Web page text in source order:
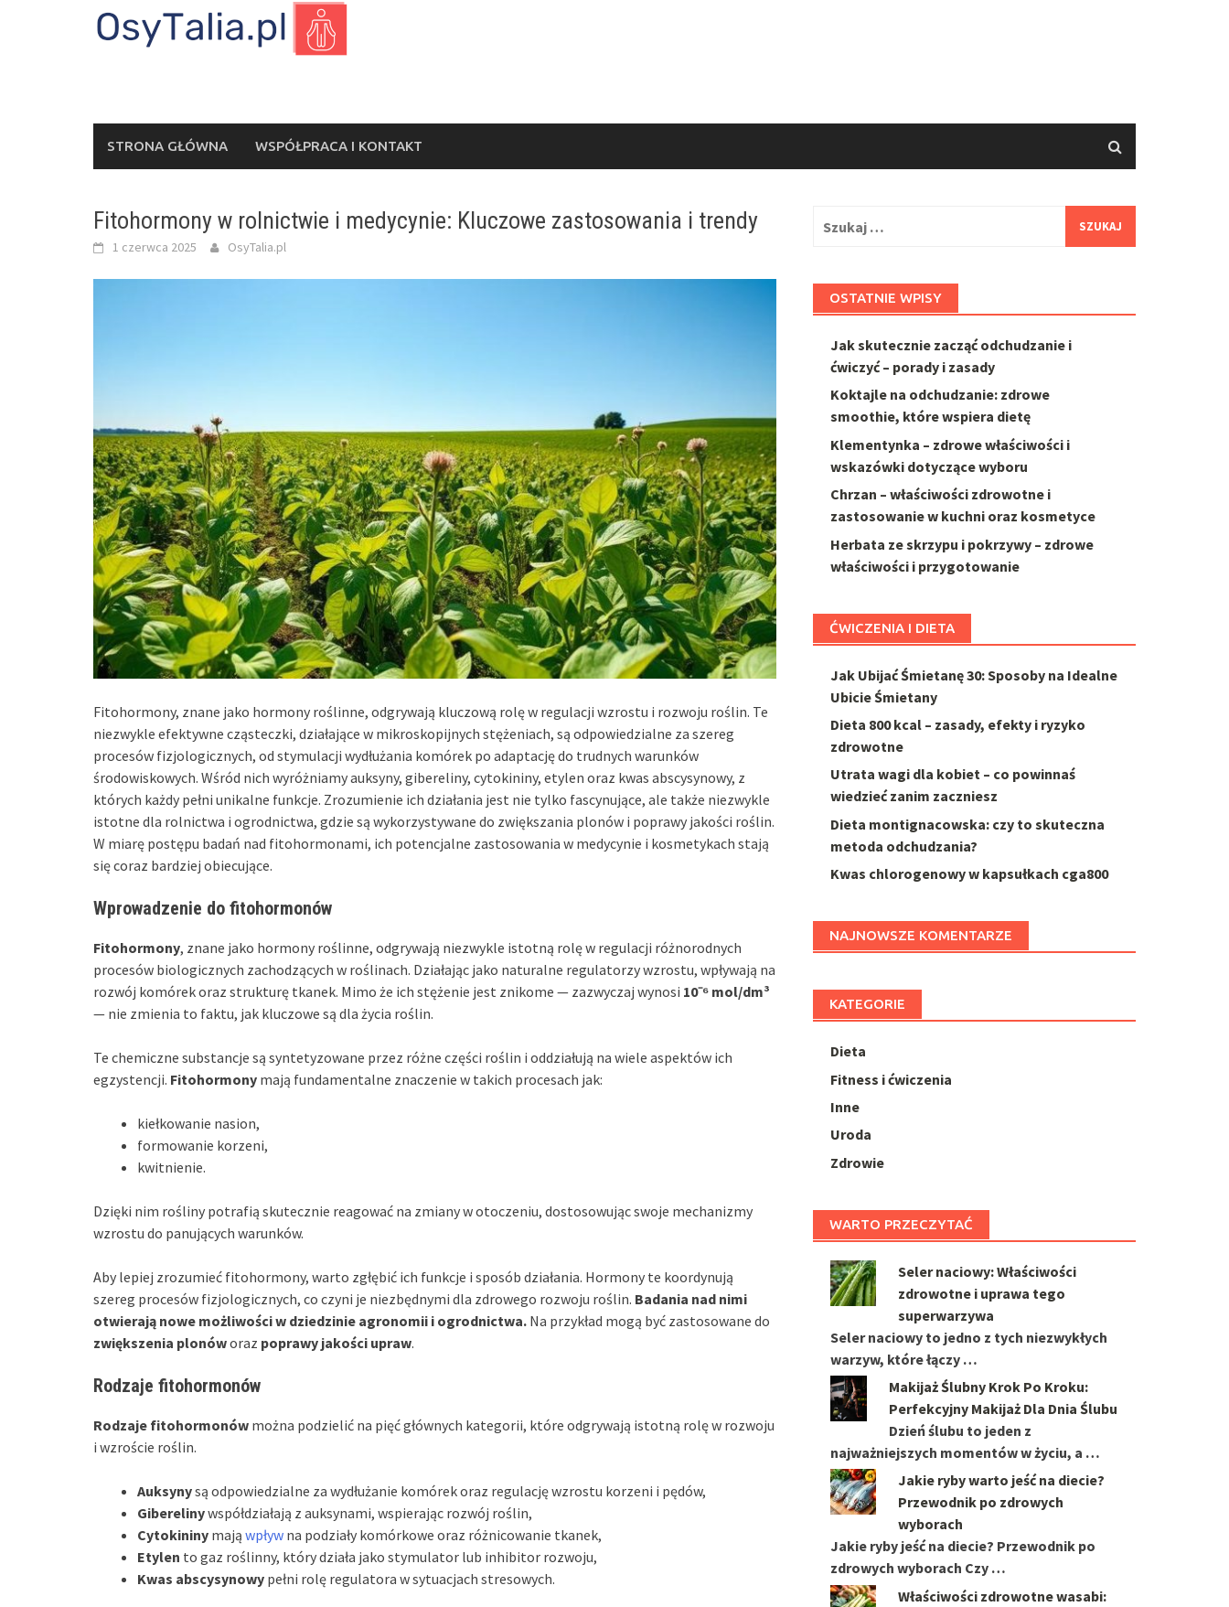
STRONA GŁÓWNA WSPÓŁPRACA I KONTAKT
Fitohormony w rolnictwie i medycynie: Kluczowe zastosowania i trendy
1 czerwca 2025 OsyTalia.pl
Fitohormony, znane jako hormony roślinne, odgrywają kluczową rolę w regulacji wzrostu i rozwoju roślin. Te
niezwykle efektywne cząsteczki, działające w mikroskopijnych stężeniach, są odpowiedzialne za szereg
procesów fizjologicznych, od stymulacji wydłużania komórek po adaptację do trudnych warunków
środowiskowych. Wśród nich wyróżniamy auksyny, gibereliny, cytokininy, etylen oraz kwas abscysynowy, z
których każdy pełni unikalne funkcje. Zrozumienie ich działania jest nie tylko fascynujące, ale także niezwykle
istotne dla rolnictwa i ogrodnictwa, gdzie są wykorzystywane do zwiększania plonów i poprawy jakości roślin.
W miarę postępu badań nad fitohormonami, ich potencjalne zastosowania w medycynie i kosmetykach stają
się coraz bardziej obiecujące.
Wprowadzenie do fitohormonów
Fitohormony, znane jako hormony roślinne, odgrywają niezwykle istotną rolę w regulacji różnorodnych
procesów biologicznych zachodzących w roślinach. Działając jako naturalne regulatorzy wzrostu, wpływają na
rozwój komórek oraz strukturę tkanek. Mimo że ich stężenie jest znikome — zazwyczaj wynosi 10⁻⁶ mol/dm³
— nie zmienia to faktu, jak kluczowe są dla życia roślin.
Te chemiczne substancje są syntetyzowane przez różne części roślin i oddziałują na wiele aspektów ich
egzystencji. Fitohormony mają fundamentalne znaczenie w takich procesach jak:
kiełkowanie nasion,
formowanie korzeni,
kwitnienie.
Dzięki nim rośliny potrafią skutecznie reagować na zmiany w otoczeniu, dostosowując swoje mechanizmy
wzrostu do panujących warunków.
Aby lepiej zrozumieć fitohormony, warto zgłębić ich funkcje i sposób działania. Hormony te koordynują
szereg procesów fizjologicznych, co czyni je niezbędnymi dla zdrowego rozwoju roślin. Badania nad nimi
otwierają nowe możliwości w dziedzinie agronomii i ogrodnictwa. Na przykład mogą być zastosowane do
zwiększenia plonóworaz poprawy jakości upraw.
Rodzaje fitohormonów
Rodzaje fitohormonów można podzielić na pięć głównych kategorii, które odgrywają istotną rolę w rozwoju
i wzroście roślin.
Auksynysą odpowiedzialne za wydłużanie komórek oraz regulację wzrostu korzeni i pędów,
Giberelinywspółdziałają z auksynami, wspierając rozwój roślin,
Cytokininy mają wpływ na podziały komórkowe oraz różnicowanie tkanek,
Etylen to gaz roślinny, który działa jako stymulator lub inhibitor rozwoju,
Kwas abscysynowy pełni rolę regulatora w sytuacjach stresowych.
OSTATNIE WPISY
Jak skutecznie zacząć odchudzanie i
ćwiczyć – porady i zasady
Koktajle na odchudzanie: zdrowe
smoothie, które wspiera dietę
Klementynka – zdrowe właściwości i
wskazówki dotyczące wyboru
Chrzan – właściwości zdrowotne i
zastosowanie w kuchni oraz kosmetyce
Herbata ze skrzypu i pokrzywy – zdrowe
właściwości i przygotowanie
ĆWICZENIA I DIETA
Jak Ubijać Śmietanę 30: Sposoby na Idealne
Ubicie Śmietany
Dieta 800 kcal – zasady, efekty i ryzyko
zdrowotne
Utrata wagi dla kobiet – co powinnaś
wiedzieć zanim zaczniesz
Dieta montignacowska: czy to skuteczna
metoda odchudzania?
Kwas chlorogenowy w kapsułkach cga800
NAJNOWSZE KOMENTARZE
KATEGORIE
Dieta
Fitness i ćwiczenia
Inne
Uroda
Zdrowie
WARTO PRZECZYTAĆ
Seler naciowy: Właściwości
zdrowotne i uprawa tego
superwarzywa
Seler naciowy to jedno z tych niezwykłych
warzyw, które łączy …
Makijaż Ślubny Krok Po Kroku:
Perfekcyjny Makijaż Dla Dnia Ślubu
Dzień ślubu to jeden z
najważniejszych momentów w życiu, a …
Jakie ryby warto jeść na diecie?
Przewodnik po zdrowych
wyborach
Jakie ryby jeść na diecie? Przewodnik po
zdrowych wyborach Czy …
Właściwości zdrowotne wasabi: